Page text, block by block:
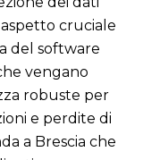
aspetto cruciale
del software
vengano
robuste per
e perdite di
a Brescia che